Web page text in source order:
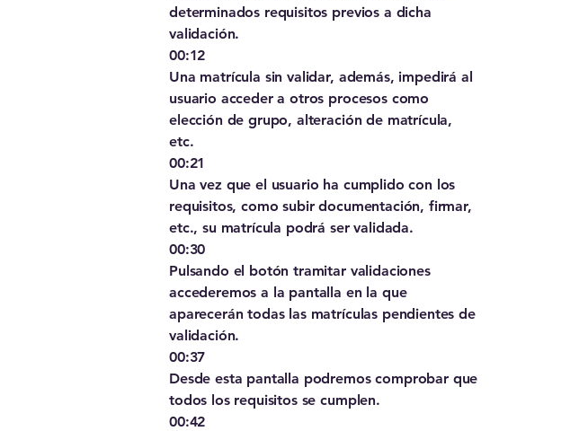
determinados requisitos previos a dicha
validación.
00:12
Una matrícula sin validar, además, impedirá al
usuario acceder a otros procesos como
elección de grupo, alteración de matrícula,
etc.
00:21
Una vez que el usuario ha cumplido con los
requisitos, como subir documentación, firmar,
etc., su matrícula podrá ser validada.
00:30
Pulsando el botón tramitar validaciones
accederemos a la pantalla en la que
aparecerán todas las matrículas pendientes de
validación.
00:37
Desde esta pantalla podremos comprobar que
todos los requisitos se cumplen.
00:42